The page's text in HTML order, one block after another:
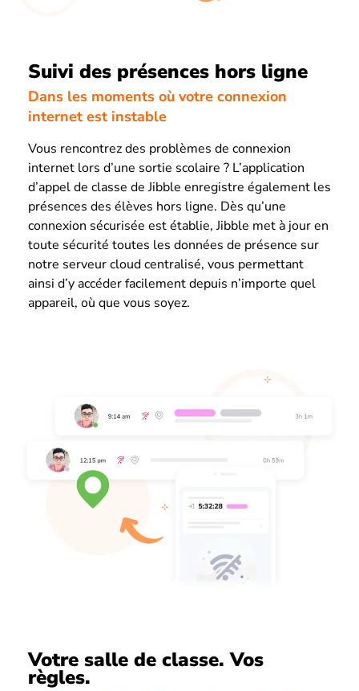
Suivi des présences hors ligne
Dans les moments où votre connexion
internet est instable
Vous rencontrez des problèmes de connexion
internet lors d’une sortie scolaire ? L’application
d’appel de classe de Jibble enregistre également les
présences des élèves hors ligne. Dès qu’une
connexion sécurisée est établie, Jibble met à jour en
toute sécurité toutes les données de présence sur
notre serveur cloud centralisé, vous permettant
ainsi d’y accéder facilement depuis n’importe quel
appareil, où que vous soyez.
Votre salle de classe. Vos
règles.